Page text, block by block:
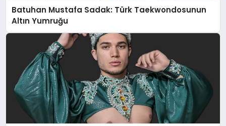
Batuhan Mustafa Sadak: Türk Taekwondosunun
Altın Yumruğu